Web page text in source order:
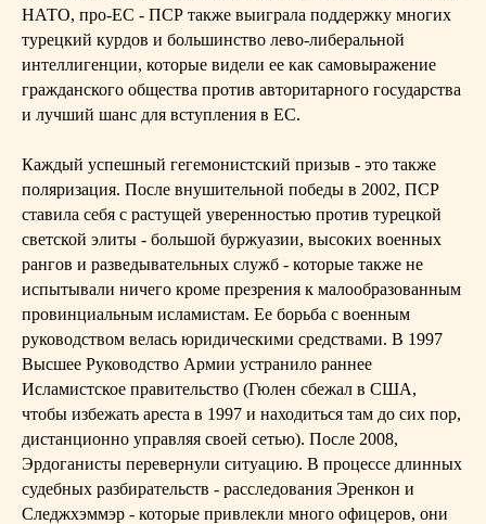
НАТО, про-ЕС - ПСР также выиграла поддержку многих
турецкий курдов и большинство лево-либеральной
интеллигенции, которые видели ее как самовыражение
гражданского общества против авторитарного государства
и лучший шанс для вступления в ЕС.
Каждый успешный гегемонистский призыв - это также
поляризация. После внушительной победы в 2002, ПСР
ставила себя с растущей уверенностью против турецкой
светской элиты - большой буржуазии, высоких военных
рангов и разведывательных служб - которые также не
испытывали ничего кроме презрения к малообразованным
провинциальным исламистам. Ее борьба с военным
руководством велась юридическими средствами. В 1997
Высшее Руководство Армии устранило раннее
Исламистское правительство (Гюлен сбежал в США,
чтобы избежать ареста в 1997 и находиться там до сих пор,
дистанционно управляя своей сетью). После 2008,
Эрдоганисты перевернули ситуацию. В процессе длинных
судебных разбирательств - расследования Эренкон и
Следжхэммэр - которые привлекли много офицеров, они